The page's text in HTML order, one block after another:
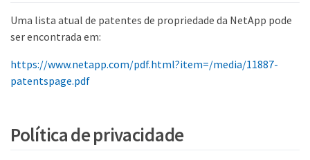
Uma lista atual de patentes de propriedade da NetApp pode
ser encontrada em:
https://www.netapp.com/pdf.html?item=/media/11887-
patentspage.pdf
Política de privacidade